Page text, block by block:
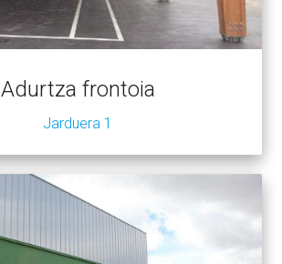
Adurtza frontoia
Jarduera 1